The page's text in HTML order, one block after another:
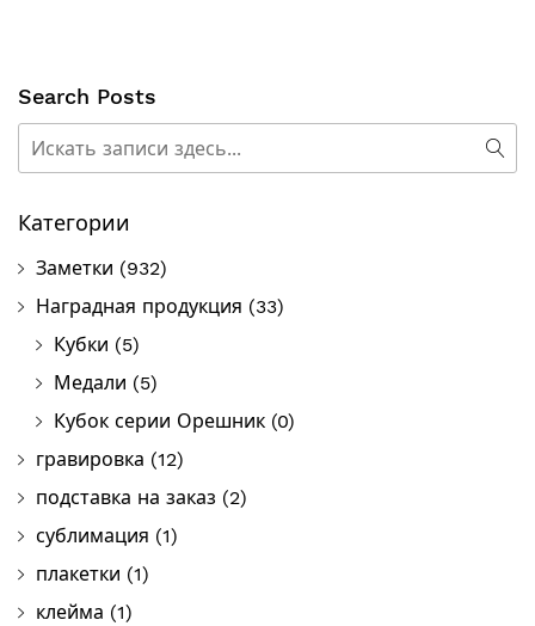
Search Posts
Категории
Заметки (932)
Наградная продукция (33)
Кубки (5)
Медали (5)
Кубок серии Орешник (0)
гравировка (12)
подставка на заказ (2)
сублимация (1)
плакетки (1)
клейма (1)